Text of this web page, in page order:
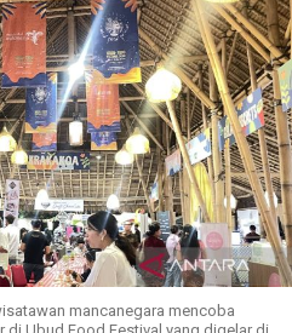
mancanegara mencoba